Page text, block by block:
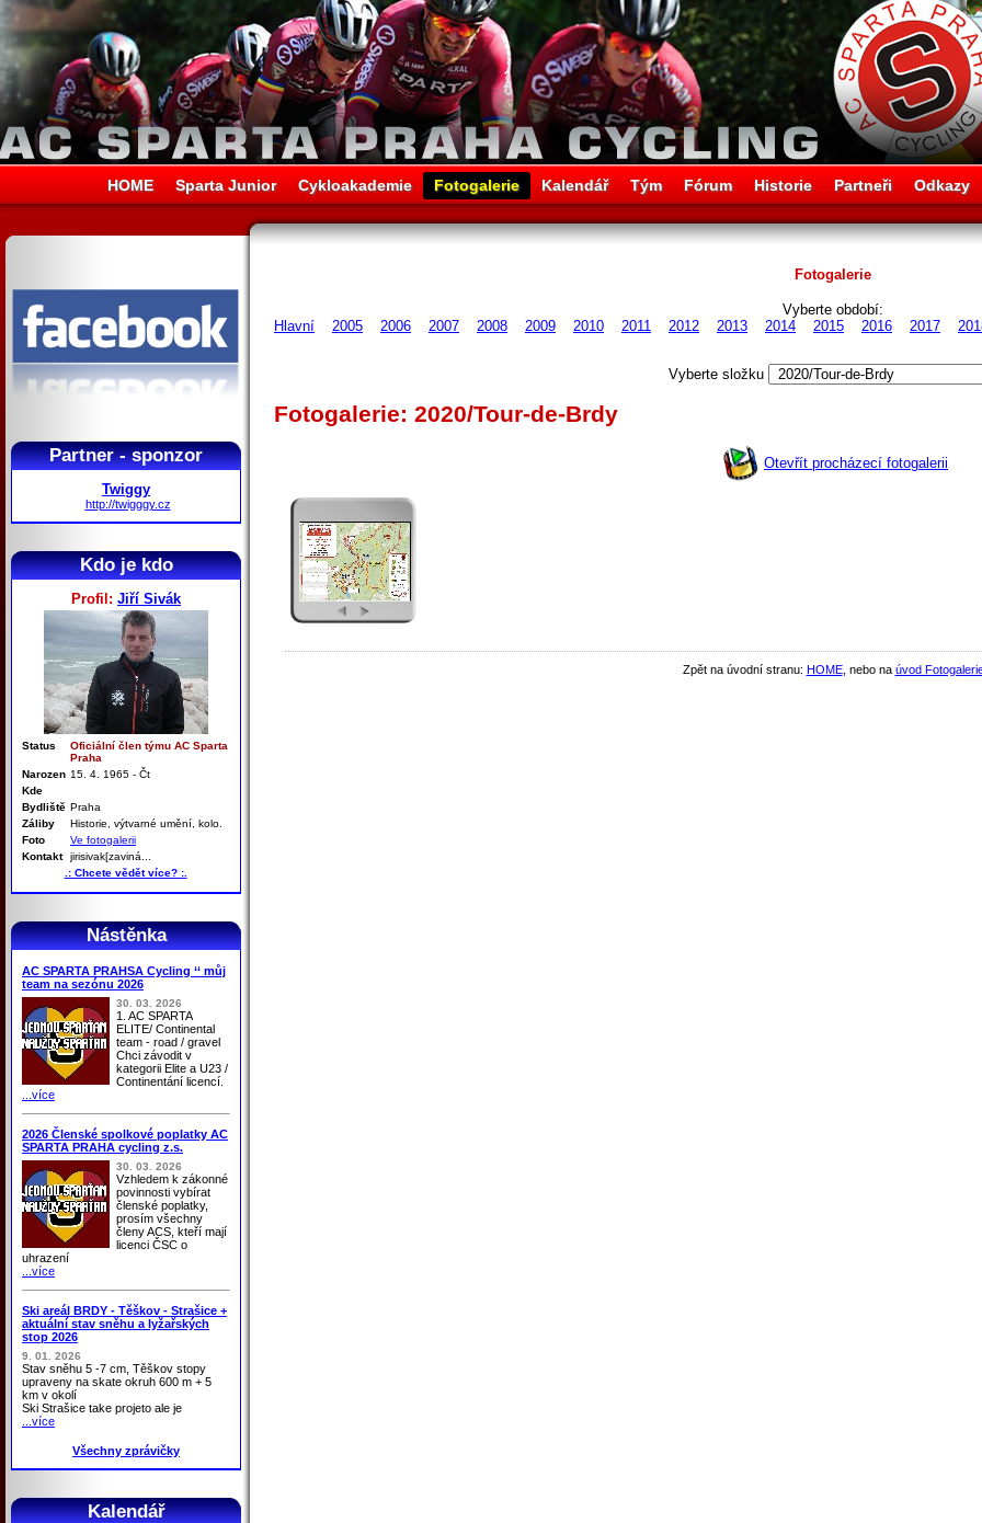
HOME Sparta Junior Cykloakademie Fotogalerie Kalendář Tým Fórum Historie Partneři Odkazy
Partner - sponzor
Twiggy
http://twigggy.cz
Kdo je kdo
Profil: Jiří Sivák
Status
Oficiální člen týmu AC Sparta
Praha
Narozen 15. 4. 1965 - Čt
Kde
Bydliště Praha
Záliby
Historie, výtvarné umění, kolo.
Foto
Ve fotogalerii
Kontakt jirisivak[zaviná...
.: Chcete vědět více? :.
Nástěnka
AC SPARTA PRAHSA Cycling ‘‘ můj
team na sezónu 2026
30. 03. 2026
1. AC SPARTA
ELITE/ Continental
team - road / gravel
Chci závodit v
kategorii Elite a U23 /
Continentání licencí.
...více
2026 Členské spolkové poplatky AC
SPARTA PRAHA cycling z.s.
30. 03. 2026
Vzhledem k zákonné
povinnosti vybírat
členské poplatky,
prosím všechny
členy ACS, kteří mají
licenci ČSC o
uhrazení
...více
Ski areál BRDY - Těškov - Strašice +
aktuální stav sněhu a lyžařských
stop 2026
9. 01. 2026
Stav sněhu 5 -7 cm, Těškov stopy
upraveny na skate okruh 600 m + 5
km v okolí
Ski Strašice take projeto ale je
...více
Všechny zprávičky
Kalendář
Fotogalerie
Vyberte období:
Hlavní
2005 2006 2007 2008 2009 2010 2011 2012 2013 2014 2015 2016 2017
Vyberte složku
Fotogalerie: 2020/Tour-de-Brdy
Otevřít procházecí fotogalerii
Zpět na úvodní stranu: HOME, nebo na úvod